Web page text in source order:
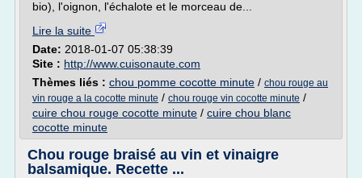
bio), l'oignon, l'échalote et le morceau de...
Lire la suite
Date: 2018-01-07 05:38:39
Site : http://www.cuisonaute.com
Thèmes liés : chou pomme cocotte minute / chou rouge au
vin rouge a la cocotte minute / chou rouge vin cocotte minute /
cuire chou rouge cocotte minute / cuire chou blanc
cocotte minute
Chou rouge braisé au vin et vinaigre
balsamique. Recette ...